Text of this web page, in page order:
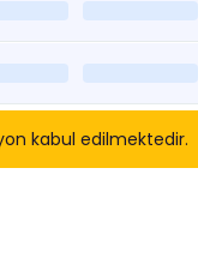
kabul edilmektedir.